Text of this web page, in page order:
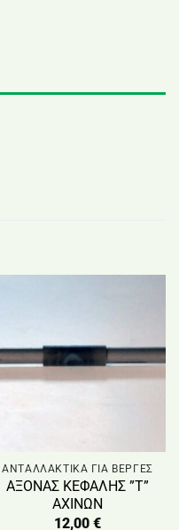
ΑΝΤΑΛΛΑΚΤΙΚΑ ΓΙΑ ΒΕΡΓΕΣ
ΑΞΟΝΑΣ ΚΕΦΑΛΗΣ ”Τ”
ΑΧΙΝΩΝ
12,00 €